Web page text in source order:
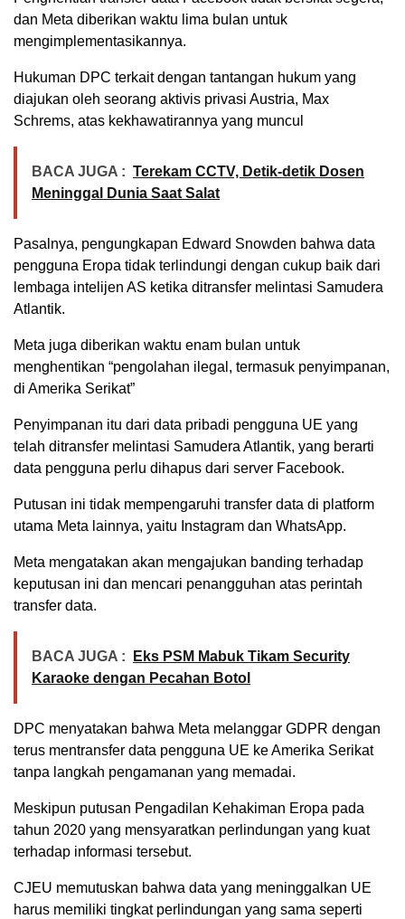
dan Meta diberikan waktu lima bulan untuk
mengimplementasikannya.
Hukuman DPC terkait dengan tantangan hukum yang
diajukan oleh seorang aktivis privasi Austria, Max
Schrems, atas kekhawatirannya yang muncul
BACA JUGA : Terekam CCTV, Detik-detik Dosen
Meninggal Dunia Saat Salat
Pasalnya, pengungkapan Edward Snowden bahwa data
pengguna Eropa tidak terlindungi dengan cukup baik dari
lembaga intelijen AS ketika ditransfer melintasi Samudera
Atlantik.
Meta juga diberikan waktu enam bulan untuk
menghentikan “pengolahan ilegal, termasuk penyimpanan,
di Amerika Serikat”
Penyimpanan itu dari data pribadi pengguna UE yang
telah ditransfer melintasi Samudera Atlantik, yang berarti
data pengguna perlu dihapus dari server Facebook.
Putusan ini tidak mempengaruhi transfer data di platform
utama Meta lainnya, yaitu Instagram dan WhatsApp.
Meta mengatakan akan mengajukan banding terhadap
keputusan ini dan mencari penangguhan atas perintah
transfer data.
BACA JUGA :
Eks PSM Mabuk Tikam Security
Karaoke dengan Pecahan Botol
DPC menyatakan bahwa Meta melanggar GDPR dengan
terus mentransfer data pengguna UE ke Amerika Serikat
tanpa langkah pengamanan yang memadai.
Meskipun putusan Pengadilan Kehakiman Eropa pada
tahun 2020 yang mensyaratkan perlindungan yang kuat
terhadap informasi tersebut.
CJEU memutuskan bahwa data yang meninggalkan UE
harus memiliki tingkat perlindungan yang sama seperti